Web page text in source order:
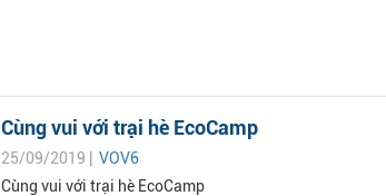
Cùng vui với trại hè EcoCamp
25/09/2019 | VOV6
Cùng vui với trại hè EcoCamp